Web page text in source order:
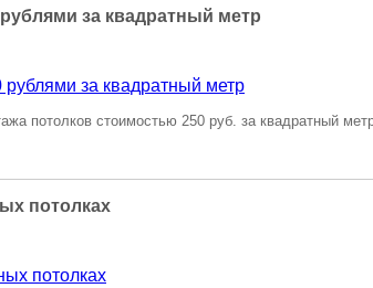
за квадратный метр
потолков стоимостью 250 руб. за квадратный
потолках